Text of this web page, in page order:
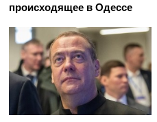
происходящее в Одессе